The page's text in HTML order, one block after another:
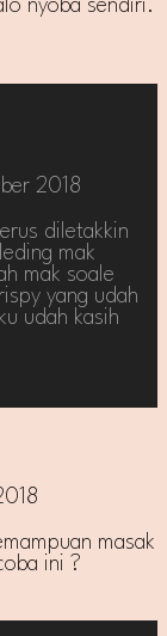
nyoba sendiri.
2018
diletakkin
mak
mak soale
yang udah
udah kasih
masak
ini ?